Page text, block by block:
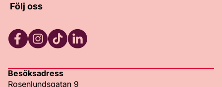
Följ oss
Besöksadress
Rosenlundsgatan 9